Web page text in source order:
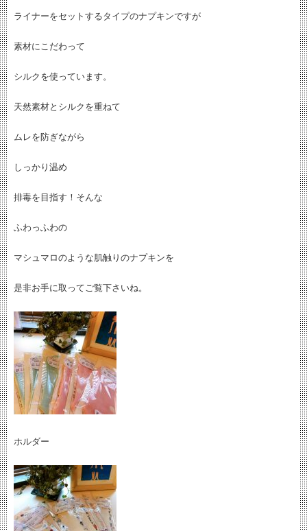
ライナーをセットするタイプのナプキンですが
素材にこだわって
シルクを使っています。
天然素材とシルクを重ねて
ムレを防ぎながら
しっかり温め
排毒を目指す！そんな
ふわっふわの
マシュマロのような肌触りのナプキンを
是非お手に取ってご覧下さいね。
ホルダー